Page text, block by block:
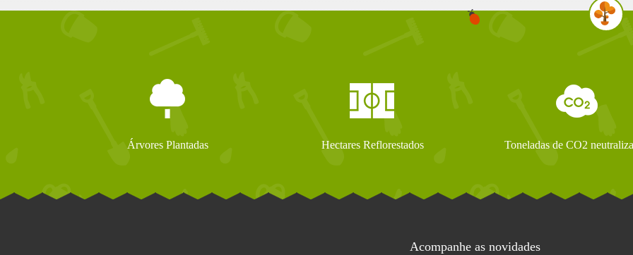
Árvores Plantadas Hectares Reflorestados Toneladas de CO2
Acompanhe as novidades